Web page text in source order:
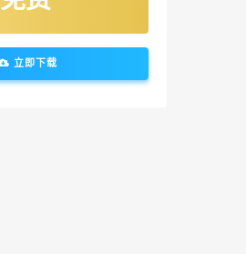
立即下载